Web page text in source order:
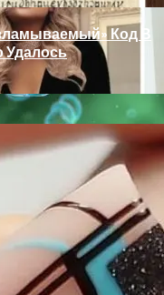
Код В
Удалось